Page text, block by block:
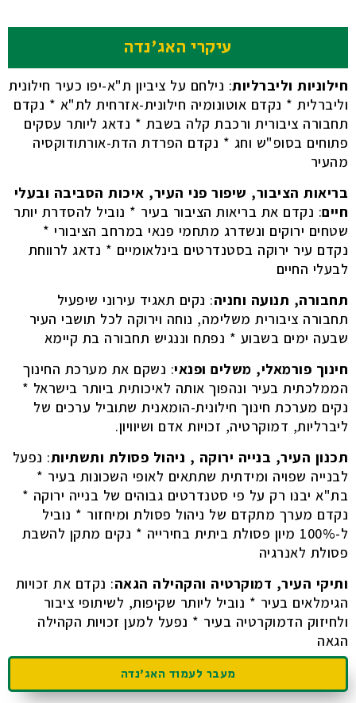
עיקרי האג'נדה
חילוניות וליברליות: נילחם על ציביון ת"א-יפו כעיר חילונית
וליברלית * נקדם אוטונומיה חילונית-אזרחית לת"א * נקדם
תחבורה ציבורית ורכבת קלה בשבת * נדאג ליותר עסקים
פתוחים בסופ"ש וחג * נקדם הפרדת הדת-אורתודוקסיה
מהעיר
בריאות הציבור, שיפור פני העיר, איכות הסביבה ובעלי
חיים: נקדם את בריאות הציבור בעיר * נוביל להסדרת יותר
שטחים ירוקים ונשדרג מתחמי פנאי במרחב הציבורי *
נקדם עיר ירוקה בסטנדרטים בינלאומיים * נדאג לרווחת
לבעלי החיים
תחבורה, תנועה וחניה: נקים תאגיד עירוני שיפעיל
תחבורה ציבורית משלימה, נוחה וירוקה לכל תושבי העיר
שבעה ימים בשבוע * נפתח וננגיש תחבורה בת קיימא
חינוך פורמאלי, משלים ופנאי: נשקם את מערכת החינוך
הממלכתית בעיר ונהפוך אותה לאיכותית ביותר בישראל *
נקים מערכת חינוך חילונית-הומאנית שתוביל ערכים של
ליברליות, דמוקרטיה, זכויות אדם ושיוויון.
תכנון העיר, בנייה ירוקה , ניהול פסולת ותשתיות: נפעל
לבנייה שפויה ומידתית שתתאים לאופי השכונות בעיר *
בת"א יבנו רק על פי סטנדרטים גבוהים של בנייה ירוקה *
נקדם מערך מתקדם של ניהול פסולת ומיחזור * נוביל
ל-100% מיון פסולת ביתית בחירייה * נקים מתקן להשבת
פסולת לאנרגיה
ותיקי העיר, דמוקרטיה והקהילה הגאה: נקדם את זכויות
הגימלאים בעיר * נוביל ליותר שקיפות, לשיתופי ציבור
ולחיזוק הדמוקרטיה בעיר * נפעל למען זכויות הקהילה
הגאה
מעבר לעמוד האג'נדה